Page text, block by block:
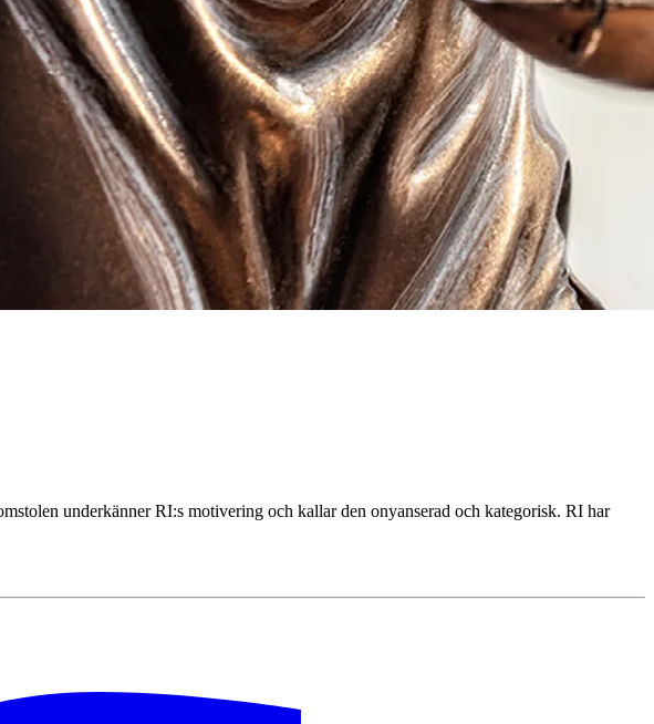
underkänner RI:s motivering och kallar den onyanserad och kategorisk. RI har